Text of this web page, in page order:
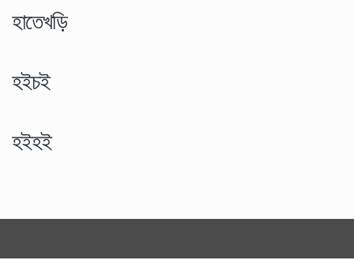
হাতেখড়ি
হইচই
হইহই